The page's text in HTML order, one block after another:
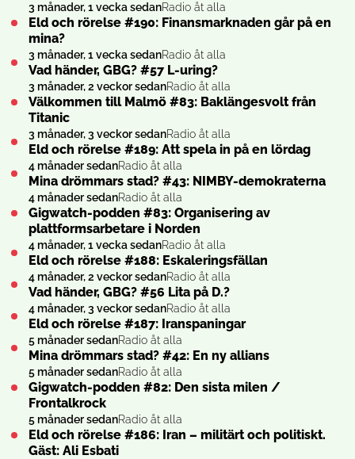
3 månader, 1 vecka sedanRadio åt alla
Eld och rörelse #190: Finansmarknaden går på en
mina?
3 månader, 1 vecka sedanRadio åt alla
Vad händer, GBG? #57 L-uring?
3 månader, 2 veckor sedanRadio åt alla
Välkommen till Malmö #83: Baklängesvolt från
Titanic
3 månader, 3 veckor sedanRadio åt alla
Eld och rörelse #189: Att spela in på en lördag
4 månader sedanRadio åt alla
Mina drömmars stad? #43: NIMBY-demokraterna
4 månader sedanRadio åt alla
Gigwatch-podden #83: Organisering av
plattformsarbetare i Norden
4 månader, 1 vecka sedanRadio åt alla
Eld och rörelse #188: Eskaleringsfällan
4 månader, 2 veckor sedanRadio åt alla
Vad händer, GBG? #56 Lita på D.?
4 månader, 3 veckor sedanRadio åt alla
Eld och rörelse #187: Iranspaningar
5 månader sedanRadio åt alla
Mina drömmars stad? #42: En ny allians
5 månader sedanRadio åt alla
Gigwatch-podden #82: Den sista milen /
Frontalkrock
5 månader sedanRadio åt alla
Eld och rörelse #186: Iran – militärt och politiskt.
Gäst: Ali Esbati